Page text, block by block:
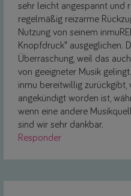
sehr leicht angespannt und
regelmäßig reizarme
Nutzung von seinem
Knopfdruck" ausgeglichen.
Überraschung, weil das
von geeigneter Musik
inmu bereitwillig zurückgibt,
angekündigt worden ist,
wenn eine andere
sind wir sehr dankbar.
Responder